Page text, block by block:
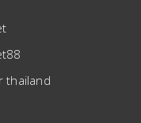
thailand